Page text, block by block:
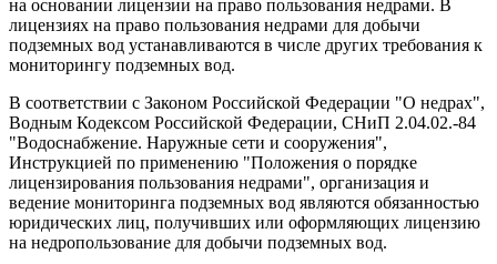
на основании лицензии на право пользования недрами. В
лицензиях на право пользования недрами для добычи
подземных вод устанавливаются в числе других требования к
мониторингу подземных вод.
В соответствии с Законом Российской Федерации "О недрах",
Водным Кодексом Российской Федерации, СНиП 2.04.02.-84
"Водоснабжение. Наружные сети и сооружения",
Инструкцией по применению "Положения о порядке
лицензирования пользования недрами", организация и
ведение мониторинга подземных вод являются обязанностью
юридических лиц, получивших или оформляющих лицензию
на недропользование для добычи подземных вод.